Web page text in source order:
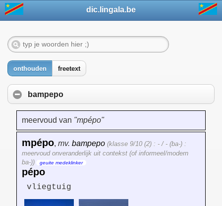
dic.lingala.be
onthouden freetext
bampepo
meervoud van "mpépo"
mpépo, mv. bampepo (klasse 9/10 (2) : - / - (ba-) :
meervoud onveranderlijk uit contekst (of informeel/modern
ba-))
geuite medeklinker
pépo
vliegtuig